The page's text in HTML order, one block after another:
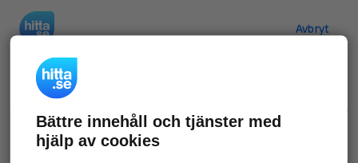
Avbryt
Verifiera ditt företag
Gör som 69 546företag
företagssida på hitta.se och syns bättre mot
Bättre innehåll och tjänster med
hjälp av cookies